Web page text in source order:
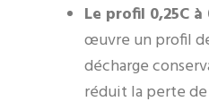
Le profil 0,25C à
œuvre un profil
décharge
réduit la perte